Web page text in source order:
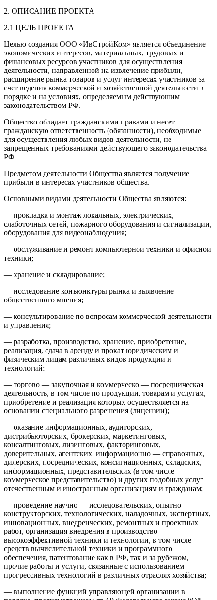
2. ОПИСАНИЕ ПРОЕКТА
2.1 ЦЕЛЬ ПРОЕКТА
Целью создания ООО «ИвСтройКом» является объединение
экономических интересов, материальных, трудовых и
финансовых ресурсов участников для осуществления
деятельности, направленной на извлечение прибыли,
расширение рынка товаров и услуг интересах участников за
счет ведения коммерческой и хозяйственной деятельности в
порядке и на условиях, определяемым действующим
законодательством РФ.
Общество обладает гражданскими правами и несет
гражданскую ответственность (обязанности), необходимые
для осуществления любых видов деятельности, не
запрещенных требованиями действующего законодательства
РФ.
Предметом деятельности Общества является получение
прибыли в интересах участников общества.
Основными видами деятельности Общества являются:
— прокладка и монтаж локальных, электрических,
слаботочных сетей, пожарного оборудования и сигнализации,
оборудования для видеонаблюдения;
— обслуживание и ремонт компьютерной техники и офисной
техники;
— хранение и складирование;
— исследование конъюнктуры рынка и выявление
общественного мнения;
— консультирование по вопросам коммерческой деятельности
и управления;
— разработка, производство, хранение, приобретение,
реализация, сдача в аренду и прокат юридическим и
физическим лицам различных видов продукции и
технологий;
— торгово — закупочная и коммерческо — посредническая
деятельность, в том числе по продукции, товарам и услугам,
приобретение и реализация которых осуществляется на
основании специального разрешения (лицензии);
— оказание информационных, аудиторских,
дистрибьюторских, брокерских, маркетинговых,
консалтинговых, лизинговых, факторинговых,
доверительных, агентских, информационно — справочных,
дилерских, посреднических, консигнационных, складских,
информационных, представительских (в том числе
коммерческое представительство) и других подобных услуг
отечественным и иностранным организациям и гражданам;
— проведение научно — исследовательских, опытно —
конструкторских, технологических, наладочных, экспертных,
инновационных, внедренческих, ремонтных и проектных
работ, организация внедрения в производство
высокоэффективной техники и технологии, в том числе
средств вычислительной техники и программного
обеспечения, патентование как в РФ, так и за рубежом,
прочие работы и услуги, связанные с использованием
прогрессивных технологий в различных отраслях хозяйства;
— выполнение функций управляющей организации в